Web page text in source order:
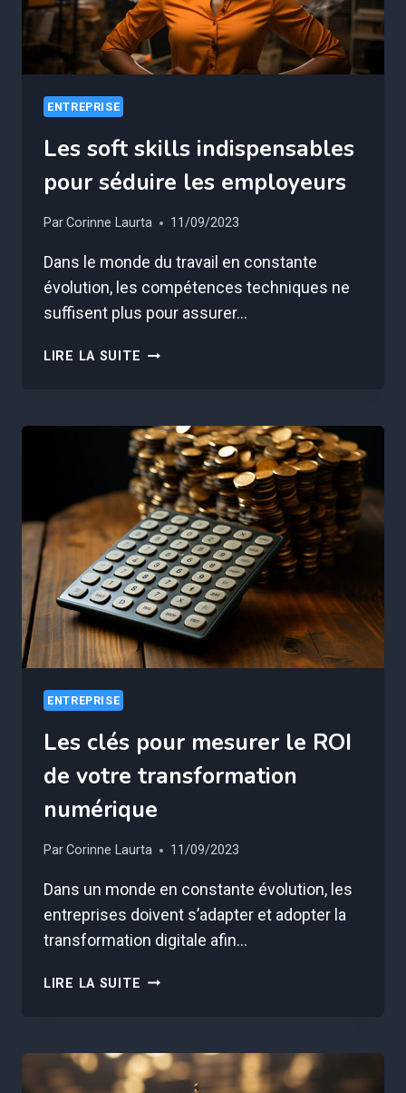
ENTREPRISE
Les soft skills indispensables
pour séduire les employeurs
ParCorinne Laurta 11/09/2023
Dans le monde du travail en constante
évolution, les compétences techniques ne
suffisent plus pour assurer…
LIRE LA SUITE LES
POUR
SÉDUIRE
LES
EMPLOYEURS
ENTREPRISE
Les clés pour mesurer le ROI
de votre transformation
numérique
ParCorinne Laurta 11/09/2023
Dans un monde en constante évolution, les
entreprises doivent s’adapter et adopter la
transformation digitale afin…
LIRE LA SUITE LES
LE
ROI